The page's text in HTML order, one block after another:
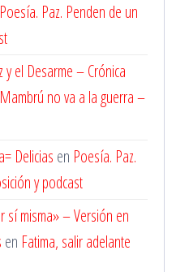
Poesía. Paz. Penden de un
el Desarme – Crónica
Mambrú no va a la guerra –
Delicias en Poesía. Paz.
y podcast
sí misma» – Versión en
en Fatima, salir adelante